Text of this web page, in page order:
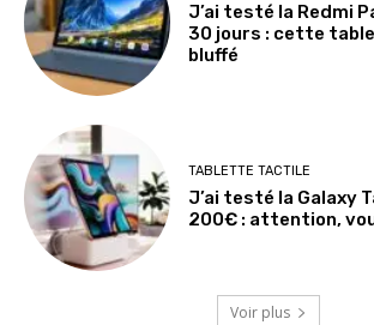
J’ai testé la Redmi
30 jours : cette
bluffé
TABLETTE TACTILE
J’ai testé la Galaxy
200€ : attention,
Voir plus